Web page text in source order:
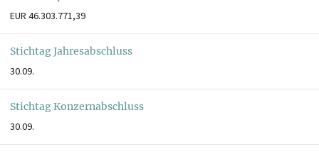
EUR 46.303.771,39
Stichtag Jahresabschluss
30.09.
Stichtag Konzernabschluss
30.09.